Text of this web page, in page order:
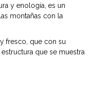
y enología, es un
montañas con la
fresco, que con su
que se muestra